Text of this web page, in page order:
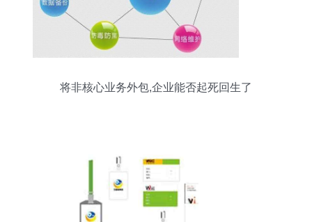
将非核心业务外包,企业能否起死回生了